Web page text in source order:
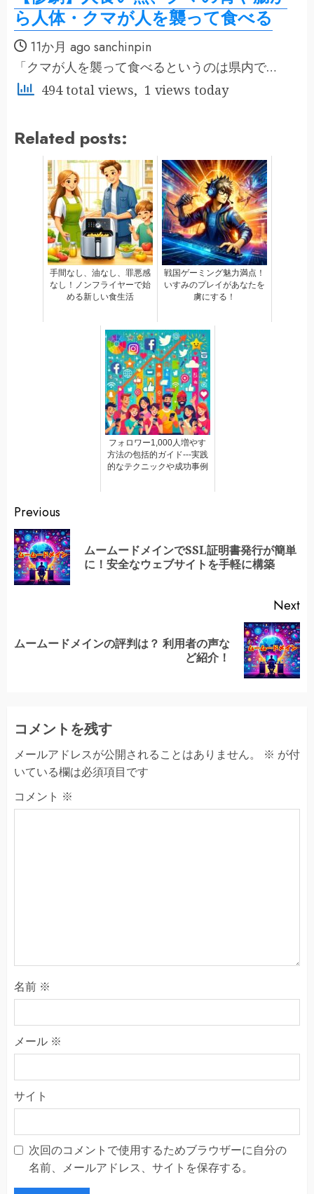
ら人体・クマが人を襲って食べる
11か月 ago sanchinpin
「クマが人を襲って食べるというのは県内で…
494 total views, 1 views today
Related posts:
手間なし、油なし、罪悪感
なし！ノンフライヤーで始
める新しい食生活
戦国ゲーミング魅力満点！
いすみのプレイがあなたを
虜にする！
フォロワー1,000人増やす
方法の包括的ガイド---実践
的なテクニックや成功事例
Continue
Reading
Previous
ムームードメインでSSL証明書発行が簡単
に！安全なウェブサイトを手軽に構築
Next
Next
ムームードメインの評判は？ 利用者の声な
ど紹介！
コメントを残す
メールアドレスが公開されることはありません。 ※ が付
いている欄は必須項目です
コメント ※
名前 ※
メール ※
サイト
次回のコメントで使用するためブラウザーに自分の
名前、メールアドレス、サイトを保存する。